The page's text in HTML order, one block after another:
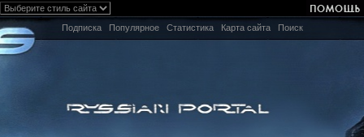
Подписка Популярное Статистика Карта сайта Поиск